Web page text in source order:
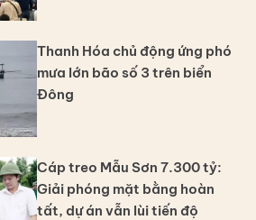
Thanh Hóa chủ động ứng phó
mưa lớn bão số 3 trên biển
Đông
Cáp treo Mẫu Sơn 7.300 tỷ:
Giải phóng mặt bằng hoàn
tất, dự án vẫn lùi tiến độ